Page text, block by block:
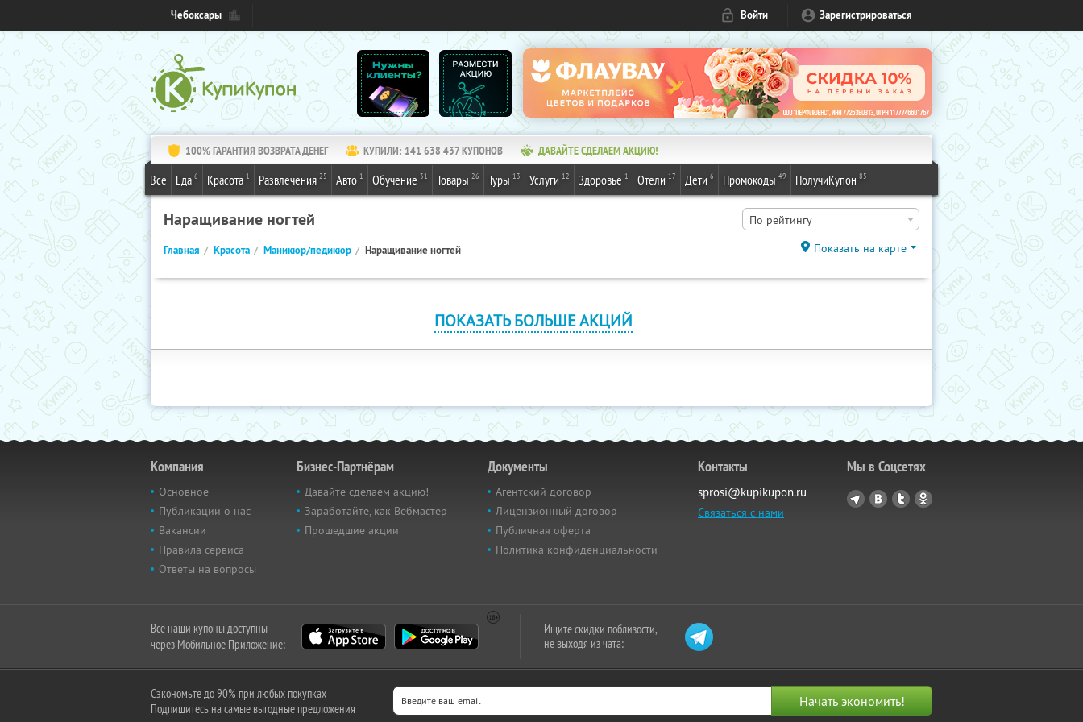
Чебоксары Войти Зарегистрироваться
100% ГАРАНТИЯ ВОЗВРАТА ДЕНЕГ КУПИЛИ: 141 638 437КУПОНОВ ДАВАЙТЕ СДЕЛАЕМ АКЦИЮ!
Все Еда 6 Красота 1 Развлечения 25 Авто 1 Обучение 31 Товары 26 Туры 13 Услуги 12 Здоровье 1 Отели 17 Дети 6 Промокоды 49 ПолучиКупон 85
Наращивание ногтей По рейтингу
Главная Красота Маникюр/педикюр Наращивание ногтей Показать на карте
ПОКАЗАТЬ БОЛЬШЕ АКЦИЙ
Компания
Основное
Публикации о нас
Вакансии
Правила сервиса
Ответы на вопросы
Бизнес-Партнёрам
Давайте сделаем акцию!
Заработайте, как Вебмастер
Прошедшие акции
Документы
Агентский договор
Лицензионный договор
Публичная оферта
Политика конфиденциальности
Контакты
sprosi@kupikupon.ru
Связаться с нами
Мы в Соцсетях
Все наши купоны доступны
через Мобильное Приложение:
Ищите скидки поблизости,
не выходя из чата:
Сэкономьте до 90% при любых покупках
Подпишитесь на самые выгодные предложения